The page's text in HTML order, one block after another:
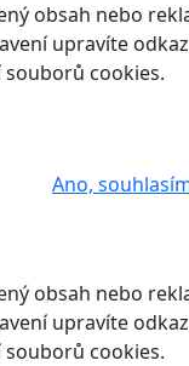
obsah nebo
upravíte
souborů cookies.
Ano,
obsah nebo
upravíte
souborů cookies.